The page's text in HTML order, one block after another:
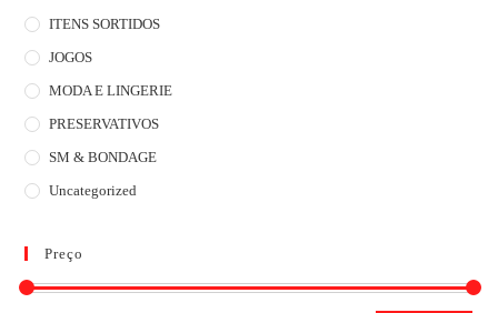
ITENS SORTIDOS
JOGOS
MODA E LINGERIE
PRESERVATIVOS
SM & BONDAGE
Uncategorized
Preço